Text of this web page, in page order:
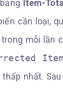
Item-
cần loại,
trong mỗi lần
thấp nhất.